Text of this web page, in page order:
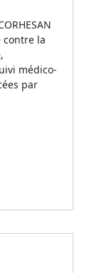
la
médico-
par